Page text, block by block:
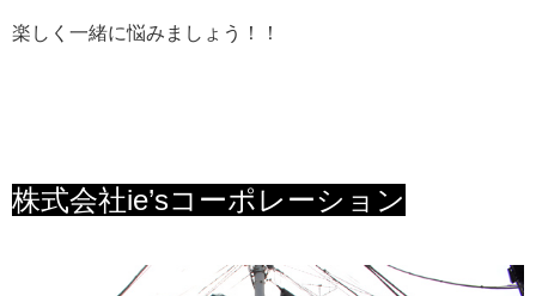
楽しく一緒に悩みましょう！！
株式会社ie’sコーポレーション